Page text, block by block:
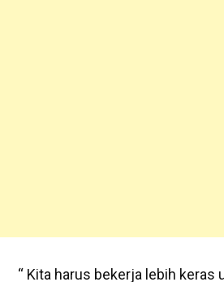
“ Kita harus bekerja lebih keras